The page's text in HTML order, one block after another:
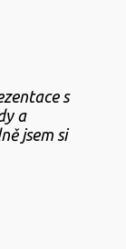
s
a
jsem si